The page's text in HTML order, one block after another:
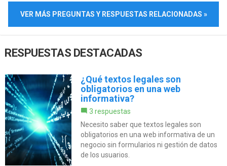
VER MÁS PREGUNTAS Y RESPUESTAS RELACIONADAS »
RESPUESTAS DESTACADAS
¿Qué textos legales son
obligatorios en una web
informativa?
3 respuestas
Necesito saber que textos legales son
obligatorios en una web informativa de un
negocio sin formularios ni gestión de datos
de los usuarios.